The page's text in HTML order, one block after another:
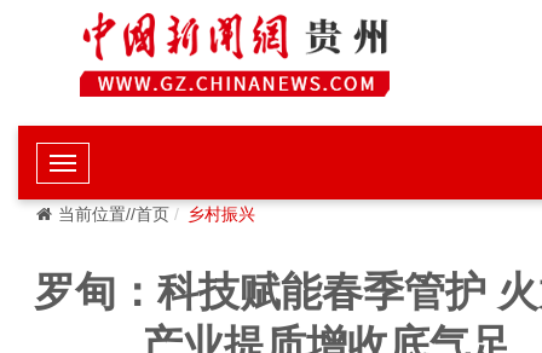
当前位置//首页 乡村振兴
罗甸：科技赋能春季管护